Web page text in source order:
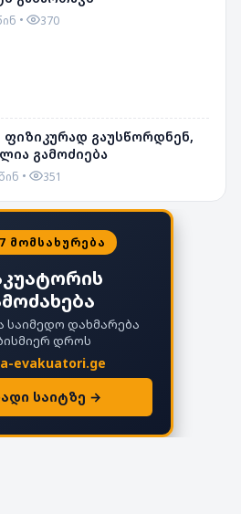
370
ფიზიკურად გაუსწორდნენ,
გამოძიება
351
7 ᲛᲝᲛᲡᲐᲮᲣᲠᲔᲑᲐ
საიმედო დახმარება
დროს
evakuatori.ge
საიტზე →